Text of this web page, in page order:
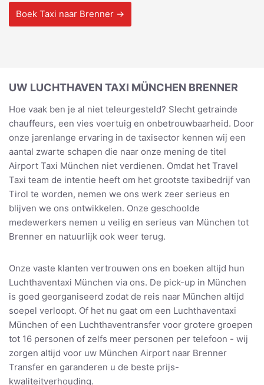
Boek Taxi naar Brenner →
UW LUCHTHAVEN TAXI MÜNCHEN BRENNER
Hoe vaak ben je al niet teleurgesteld? Slecht getrainde
chauffeurs, een vies voertuig en onbetrouwbaarheid. Door
onze jarenlange ervaring in de taxisector kennen wij een
aantal zwarte schapen die naar onze mening de titel
Airport Taxi München niet verdienen. Omdat het Travel
Taxi team de intentie heeft om het grootste taxibedrijf van
Tirol te worden, nemen we ons werk zeer serieus en
blijven we ons ontwikkelen. Onze geschoolde
medewerkers nemen u veilig en serieus van München tot
Brenner en natuurlijk ook weer terug.
Onze vaste klanten vertrouwen ons en boeken altijd hun
Luchthaventaxi München via ons. De pick-up in München
is goed georganiseerd zodat de reis naar München altijd
soepel verloopt. Of het nu gaat om een Luchthaventaxi
München of een Luchthaventransfer voor grotere groepen
tot 16 personen of zelfs meer personen per telefoon - wij
zorgen altijd voor uw München Airport naar Brenner
Transfer en garanderen u de beste prijs-
kwaliteitverhouding.